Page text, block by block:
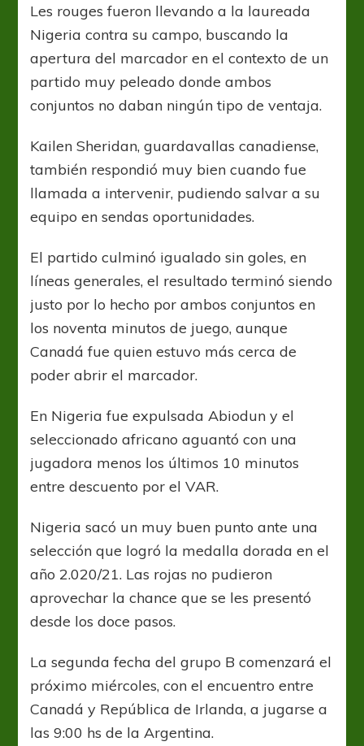
Les rouges fueron llevando a la laureada
Nigeria contra su campo, buscando la
apertura del marcador en el contexto de un
partido muy peleado donde ambos
conjuntos no daban ningún tipo de ventaja.
Kailen Sheridan, guardavallas canadiense,
también respondió muy bien cuando fue
llamada a intervenir, pudiendo salvar a su
equipo en sendas oportunidades.
El partido culminó igualado sin goles, en
líneas generales, el resultado terminó siendo
justo por lo hecho por ambos conjuntos en
los noventa minutos de juego, aunque
Canadá fue quien estuvo más cerca de
poder abrir el marcador.
En Nigeria fue expulsada Abiodun y el
seleccionado africano aguantó con una
jugadora menos los últimos 10 minutos
entre descuento por el VAR.
Nigeria sacó un muy buen punto ante una
selección que logró la medalla dorada en el
año 2.020/21. Las rojas no pudieron
aprovechar la chance que se les presentó
desde los doce pasos.
La segunda fecha del grupo B comenzará el
próximo miércoles, con el encuentro entre
Canadá y República de Irlanda, a jugarse a
las 9:00 hs de la Argentina.